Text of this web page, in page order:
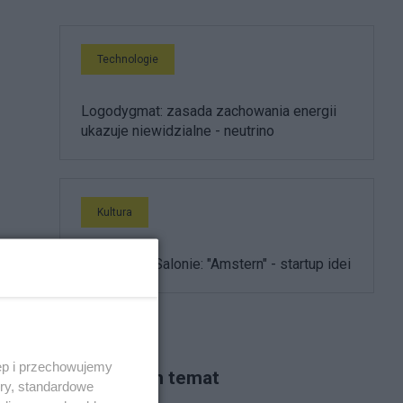
Technologie
Logodygmat: zasada zachowania energii
ukazuje niewidzialne - neutrino
Kultura
Ewolucja w Salonie: "Amstern" - startup idei
Piszą na ten temat
i przechowujemy
standardowe